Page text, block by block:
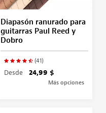
Diapasón ranurado para
guitarras Paul Reed y
Dobro
(41)
Desde 24,99 $
Más opciones